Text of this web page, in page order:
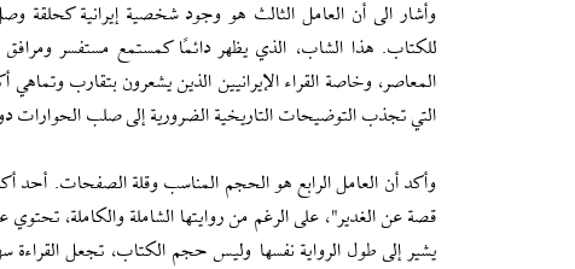
وأشار الى أن العامل الثالث هو وجود شخصية إيرانية كحلقة
للكتاب. هذا الشاب، الذي يظهر دائمًا كمستمع مستفسر ومرافق
المعاصر، وخاصة القراء الإيرانيين الذين يشعرون بتقارب
التي تجذب التوضيحات التاريخية الضرورية إلى صلب
وأكد أن العامل الرابع هو الحجم المناسب وقلة الصفحات. أحد
قصة عن الغدير"، على الرغم من روايتها الشاملة والكاملة،
يشير إلى طول الرواية نفسها وليس حجم الكتاب، تجعل القراءة